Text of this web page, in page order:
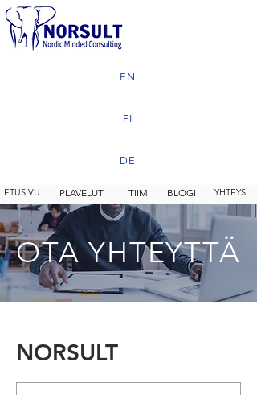
EN
FI
DE
ETUSIVU PLAVELUT TIIMI BLOGI YHTEYS
OTA YHTEYTTÄ
NORSULT